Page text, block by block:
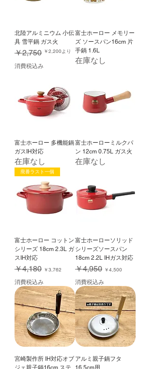
北陸アルミニウム 小伝
具 雪平鍋 ガス火
通常価格
￥2,750 ￥2,200より
セール価格
消費税込み
富士ホーロー メモリー
ズ ソースパン16cm 片
手鍋 1.6L
在庫なし
富士ホーロー 多機能鍋
ガスIH対応
在庫なし
富士ホーローミルクパ
ン 12cm 0.75L ガス火
在庫なし
廃番ラスト一個
富士ホーロー コットン
シリーズ 18cm 2.3L ガ
スIH対応
通常価格
￥4,180 セール価格
￥3,762
消費税込み
富士ホーローソリッド
シリーズソースパン
18cm 2.2L IHガス対応
通常価格
￥4,950 セール価格
￥4,500
消費税込み
宮崎製作所 IH対応オブ
ジェ親子鍋16cm ステ
アルミ親子鍋フタ
16.5cm用